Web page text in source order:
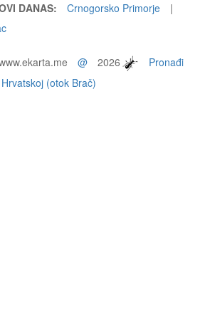
DANAS: Crnogorsko Primorje
|
@ 2026
Pronađi
(otok Brač)